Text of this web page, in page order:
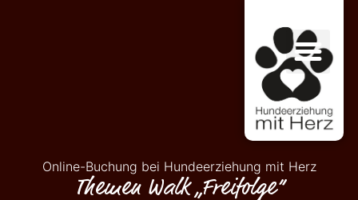
Online-Buchung bei Hundeerziehung mit Herz
Themen Walk „Freifolge“